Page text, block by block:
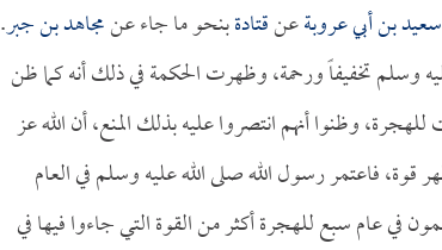
سعيد بن أبي عروبةعنقتادةبنحو ما جاء عنمجاهد بن جبر.
وسلم تخفيفاً ورحمة، وظهرت الحكمة في ذلك أنه كما ظن
وظنوا أنهم انتصروا عليه بذلك المنع، أن الله عز
فاعتمر رسول الله صلى الله عليه وسلم في العام
في عام سبع للهجرة أكثر من القوة التي جاءوا فيها في